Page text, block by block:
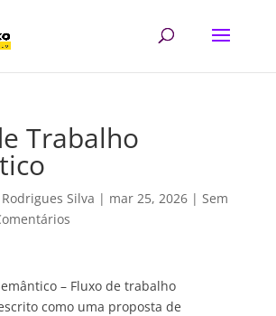
Trabalho
Silva | mar 25, 2026| Sem
– Fluxo de trabalho
como uma proposta de